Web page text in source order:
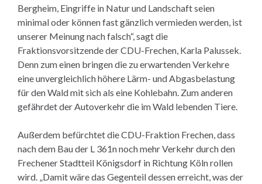
Bergheim, Eingriffe in Natur und Landschaft seien
minimal oder können fast gänzlich vermieden werden, ist
unserer Meinung nach falsch“, sagt die
Fraktionsvorsitzende der CDU-Frechen, Karla Palussek.
Denn zum einen bringen die zu erwartenden Verkehre
eine unvergleichlich höhere Lärm- und Abgasbelastung
für den Wald mit sich als eine Kohlebahn. Zum anderen
gefährdet der Autoverkehr die im Wald lebenden Tiere.
Außerdem befürchtet die CDU-Fraktion Frechen, dass
nach dem Bau der L 361n noch mehr Verkehr durch den
Frechener Stadtteil Königsdorf in Richtung Köln rollen
wird. „Damit wäre das Gegenteil dessen erreicht, was der